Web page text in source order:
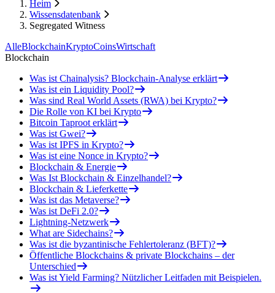
Heim
Wissensdatenbank
Segregated Witness
AlleBlockchainKryptoCoinsWirtschaft
Blockchain
Was ist Chainalysis? Blockchain-Analyse erklärt
Was ist ein Liquidity Pool?
Was sind Real World Assets (RWA) bei Krypto?
Die Rolle von KI bei Krypto
Bitcoin Taproot erklärt
Was ist Gwei?
Was ist IPFS in Krypto?
Was ist eine Nonce in Krypto?
Blockchain & Energie
Was Ist Blockchain & Einzelhandel?
Blockchain & Lieferkette
Was ist das Metaverse?
Was ist DeFi 2.0?
Lightning-Netzwerk
What are Sidechains?
Was ist die byzantinische Fehlertoleranz (BFT)?
Öffentliche Blockchains & private Blockchains – der
Unterschied
Was ist Yield Farming? Nützlicher Leitfaden mit Beispielen.